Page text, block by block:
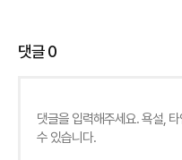
댓글0